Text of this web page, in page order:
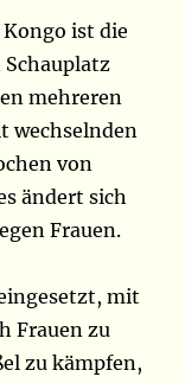
ist die
mehreren
wechselnden
von
ändert sich
Frauen.
mit
Frauen zu
zu kämpfen,